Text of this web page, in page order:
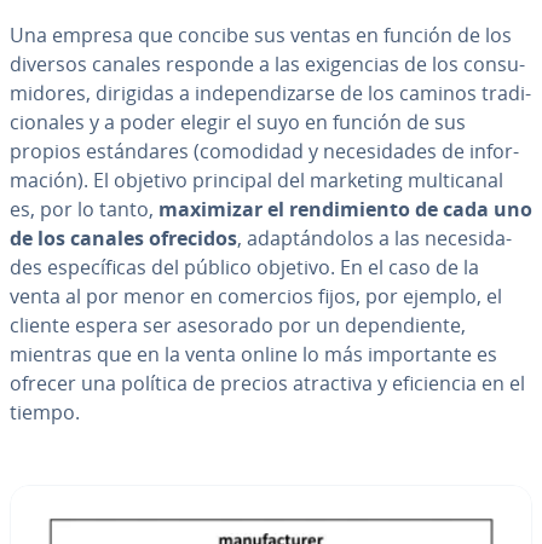
Una empresa que concibe sus ventas en función de los
diversos canales responde a las exi­ge­n­cias de los co­n­su­
mi­do­res, dirigidas a in­de­pe­n­di­zar­se de los caminos tra­di­
cio­na­les y a poder elegir el suyo en función de sus
propios es­tá­n­da­res (comodidad y ne­ce­si­da­des de in­fo­r­
ma­ción). El objetivo principal del marketing mu­l­ti­ca­nal
es, por lo tanto, maximizar el re­n­di­mie­n­to de cada uno
de los canales ofrecidos, ada­p­tá­n­do­los a las ne­ce­si­da­
des es­pe­cí­fi­cas del público objetivo. En el caso de la
venta al por menor en comercios fijos, por ejemplo, el
cliente espera ser asesorado por un de­pe­n­die­n­te,
mientras que en la venta online lo más im­po­r­ta­n­te es
ofrecer una política de precios atractiva y efi­cie­n­cia en el
tiempo.